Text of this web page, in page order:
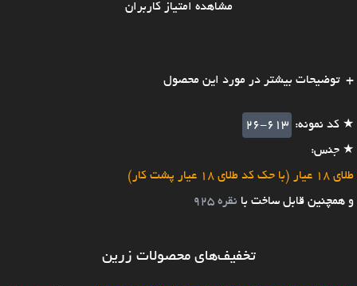
مشاهده امتیاز کاربران
توضیحات بیشتر در مورد این محصول
★ کد نمونه: 26-613
★ جنس:
طلای 18 عیار (با حک کد طلای 18 عیار پشت کار)
و همچنین قابل ساخت با نقره 925
تخفیف‌های محصولات زرین